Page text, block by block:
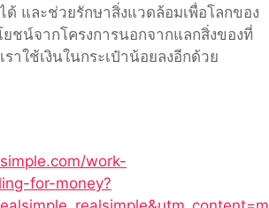
ด้ และช่วยรักษาสิ่งแวดล้อมเพื่อโลกของ
ยชน์จากโครงการนอกจากแลกสิ่งของที่
าใช้เงินในกระเป๋าน้อยลงอีกด้วย
work-
for-money?